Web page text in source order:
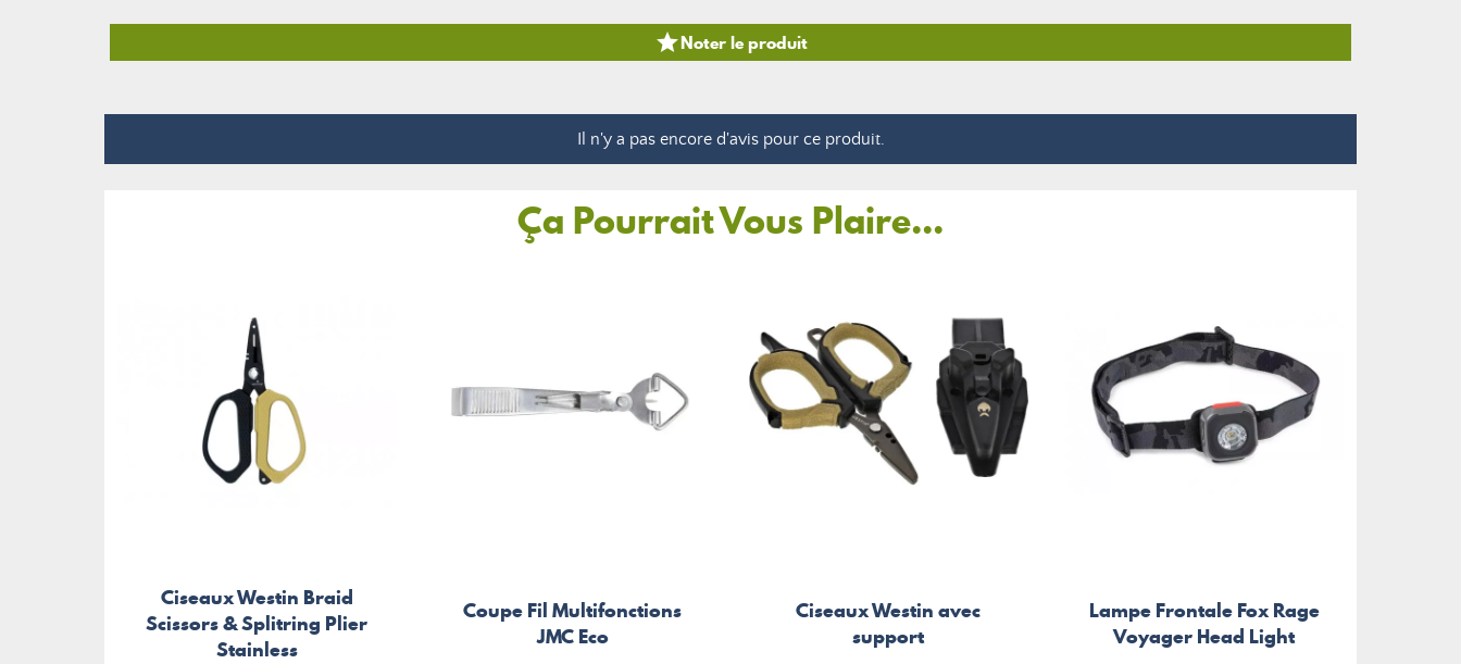
Noter le produit
Il n'y a pas encore d'avis pour ce produit.
Ça Pourrait Vous Plaire...
Ciseaux Westin Braid
Scissors & Splitring Plier
Stainless
Coupe Fil Multifonctions
JMC Eco
Ciseaux Westin avec
support
Lampe Frontale Fox Rage
Voyager Head Light